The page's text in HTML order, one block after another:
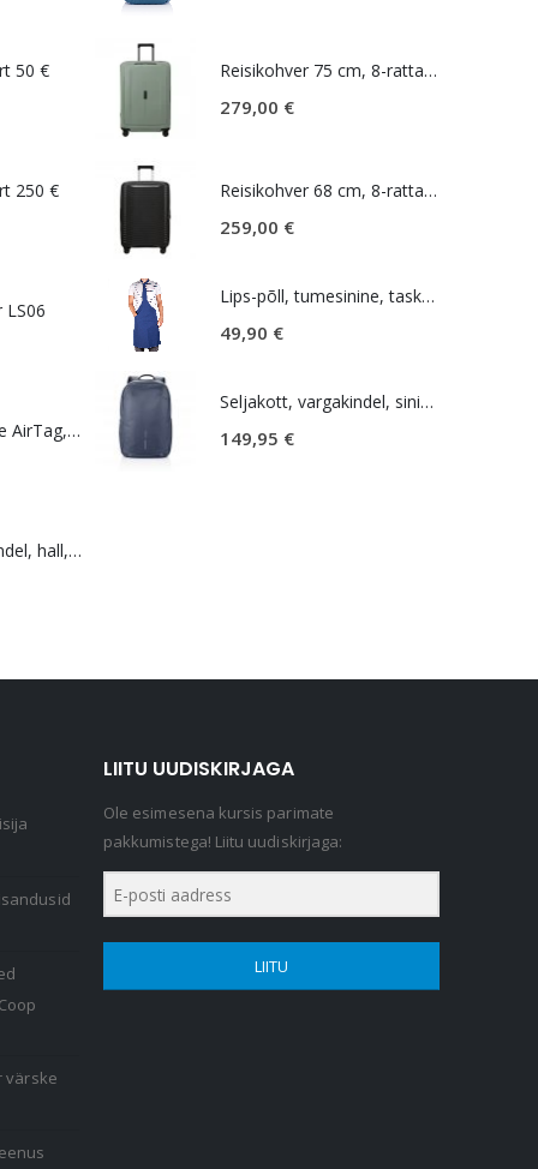
50 €
250 €
LS06
Lokaliseerija Apple AirTag, valge
Seljakott, vargakindel, hall, Bobby Soft
Reisikohver 75 cm, 8-rattaline, roheline (Sage), TSA koodlukk, Samsonite Essens
279,00 €
Reisikohver 68 cm, 8-rattaline, must, laiendatav, TSA koodlukk, Samsonite Upscape
259,00 €
Lips-põll, tumesinine, taskutega, Estravel
49,90 €
Seljakott, vargakindel, sinine, Bobby Explore
149,95 €
värske
LIITU UUDISKIRJAGA
Ole esimesena kursis parimate
pakkumistega! Liitu uudiskirjaga:
LIITU